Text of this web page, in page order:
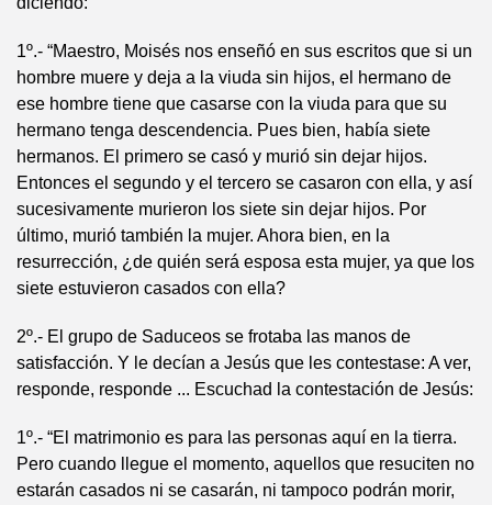
1º.- “Maestro, Moisés nos enseñó en sus escritos que si un
hombre muere y deja a la viuda sin hijos, el hermano de
ese hombre tiene que casarse con la viuda para que su
hermano tenga descendencia. Pues bien, había siete
hermanos. El primero se casó y murió sin dejar hijos.
Entonces el segundo y el tercero se casaron con ella, y así
sucesivamente murieron los siete sin dejar hijos. Por
último, murió también la mujer. Ahora bien, en la
resurrección, ¿de quién será esposa esta mujer, ya que los
siete estuvieron casados con ella?
2º.- El grupo de Saduceos se frotaba las manos de
satisfacción. Y le decían a Jesús que les contestase: A ver,
responde, responde ... Escuchad la contestación de Jesús:
1º.- “El matrimonio es para las personas aquí en la tierra.
Pero cuando llegue el momento, aquellos que resuciten no
estarán casados ni se casarán, ni tampoco podrán morir,